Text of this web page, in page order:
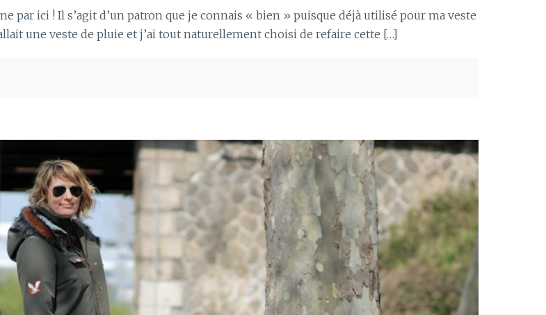
par ici ! Il s’agit d’un patron que je connais « bien » puisque déjà utilisé pour ma veste
une veste de pluie et j’ai tout naturellement choisi de refaire cette […]